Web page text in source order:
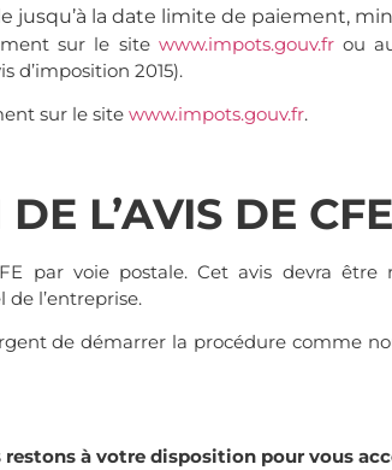
jusqu’à la date limite de paiement,
sur le site www.impots.gouv.frou
d’imposition 2015).
sur le site www.impots.gouv.fr.
L’AVIS DE CFE
par voie postale. Cet avis devra
de l’entreprise.
de démarrer la procédure comme
à votre disposition pour vous